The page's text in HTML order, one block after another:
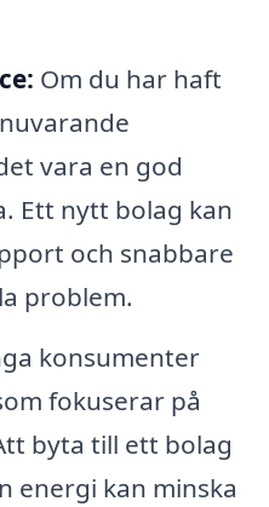
Om du har haft
vara en god
Ett nytt bolag kan
och snabbare
problem.
konsumenter
fokuserar på
byta till ett bolag
energi kan minska